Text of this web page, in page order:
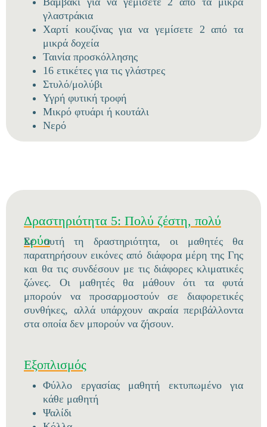
γλαστράκια
Χαρτί κουζίνας για να γεμίσετε 2 από τα
μικρά δοχεία
Ταινία προσκόλλησης
16 ετικέτες για τις γλάστρες
Στυλό/μολύβι
Υγρή φυτική τροφή
Μικρό φτυάρι ή κουτάλι
Νερό
Δραστηριότητα 5: Πολύ ζέστη, πολύ
κρύο
Σε αυτή τη δραστηριότητα, οι μαθητές θα
παρατηρήσουν εικόνες από διάφορα μέρη της Γης
και θα τις συνδέσουν με τις διάφορες κλιματικές
ζώνες. Οι μαθητές θα μάθουν ότι τα φυτά
μπορούν να προσαρμοστούν σε διαφορετικές
συνθήκες, αλλά υπάρχουν ακραία περιβάλλοντα
στα οποία δεν μπορούν να ζήσουν.
Εξοπλισμός
Φύλλο εργασίας μαθητή εκτυπωμένο για
κάθε μαθητή
Ψαλίδι